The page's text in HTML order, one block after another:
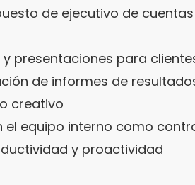
de ejecutivo de cuentas
presentaciones para
de informes de
creativo
equipo interno como
y proactividad